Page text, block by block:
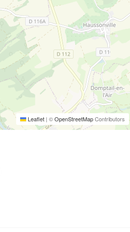
Leaflet | ©OpenStreetMapContributors